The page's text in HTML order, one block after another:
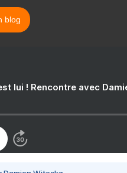
blog
lui ! Rencontre avec